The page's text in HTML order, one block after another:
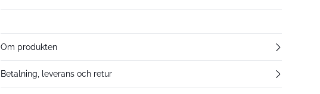
Om produkten
Betalning, leverans och retur